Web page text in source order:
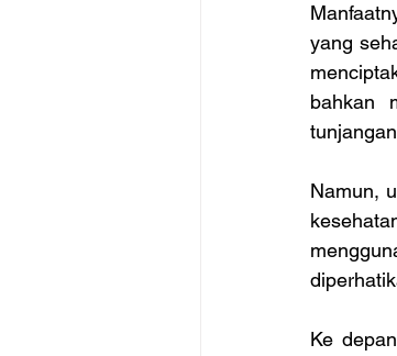
yang
bahkan
Namun,
Ke